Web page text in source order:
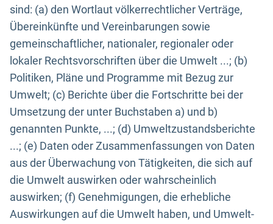
sind: (a) den Wortlaut völkerrechtlicher Verträge,
Übereinkünfte und Vereinbarungen sowie
gemeinschaftlicher, nationaler, regionaler oder
lokaler Rechtsvorschriften über die Umwelt ...; (b)
Politiken, Pläne und Programme mit Bezug zur
Umwelt; (c) Berichte über die Fortschritte bei der
Umsetzung der unter Buchstaben a) und b)
genannten Punkte, ...; (d) Umweltzustandsberichte
...; (e) Daten oder Zusammenfassungen von Daten
aus der Überwachung von Tätigkeiten, die sich auf
die Umwelt auswirken oder wahrscheinlich
auswirken; (f) Genehmigungen, die erhebliche
Auswirkungen auf die Umwelt haben, und Umwelt-